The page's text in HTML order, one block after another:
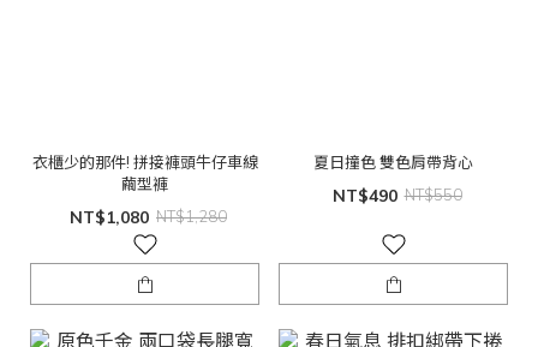
衣櫃少的那件! 拼接褲頭牛仔車線
繭型褲
NT$1,080 NT$1,280
夏日撞色 雙色肩帶背心
NT$490 NT$550